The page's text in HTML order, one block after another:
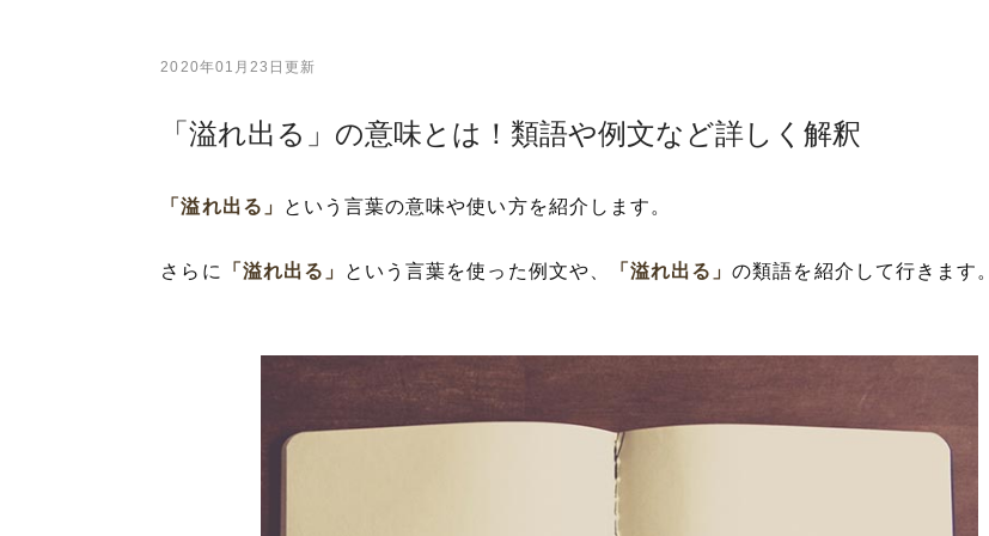
2020年01月23日更新
「溢れ出る」の意味とは！類語や例文など詳しく解釈
「溢れ出る」 という言葉の意味や使い方を紹介します。
さらに 「溢れ出る」 という言葉を使った例文や、 「溢れ出る」の類語を紹介して行きます。